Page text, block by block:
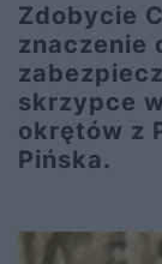
Zdobycie
znaczenie
skrzypce
okrętów z
Pińska.